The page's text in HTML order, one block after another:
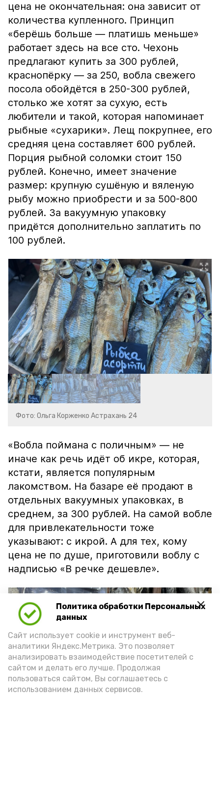
Политика обработки Персональных
данных
Сайт использует cookie и инструмент веб-
аналитики Яндекс.Метрика. Это позволяет
анализировать взаимодействие посетителей с
сайтом и делать его лучше. Продолжая
пользоваться сайтом, Вы соглашаетесь с
использованием данных сервисов.
цена не окончательная: она зависит от
количества купленного. Принцип
«берёшь больше — платишь меньше»
работает здесь на все сто. Чехонь
предлагают купить за 300 рублей,
краснопёрку — за 250, вобла свежего
посола обойдётся в 250-300 рублей,
столько же хотят за сухую, есть
любители и такой, которая напоминает
рыбные «сухарики». Лещ покрупнее, его
средняя цена составляет 600 рублей.
Порция рыбной соломки стоит 150
рублей. Конечно, имеет значение
размер: крупную сушёную и вяленую
рыбу можно приобрести и за 500-800
рублей. За вакуумную упаковку
придётся дополнительно заплатить по
100 рублей.
Фото: Ольга Корженко Астрахань 24
«Вобла поймана с поличным» — не
иначе как речь идёт об икре, которая,
кстати, является популярным
лакомством. На базаре её продают в
отдельных вакуумных упаковках, в
среднем, за 300 рублей. На самой вобле
для привлекательности тоже
указывают: с икрой. А для тех, кому
цена не по душе, приготовили воблу с
надписью «В речке дешевле».